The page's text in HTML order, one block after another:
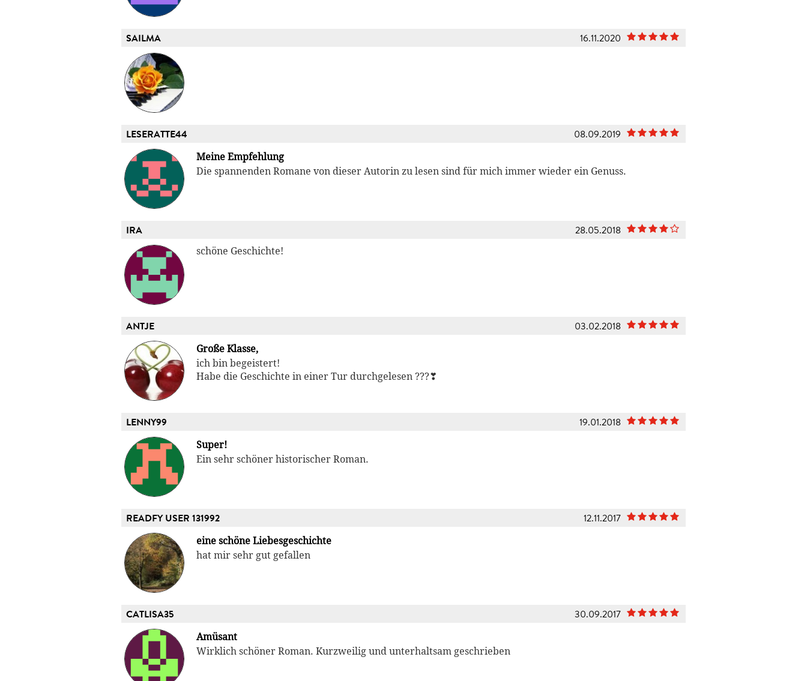
SAILMA 16.11.2020
LESERATTE44 08.09.2019
Meine Empfehlung
Die spannenden Romane von dieser Autorin zu lesen sind für mich immer wieder ein Genuss.
IRA 28.05.2018
schöne Geschichte!
ANTJE 03.02.2018
Große Klasse,
ich bin begeistert!
Habe die Geschichte in einer Tur durchgelesen ???❣
LENNY99 19.01.2018
Super!
Ein sehr schöner historischer Roman.
READFY USER 131992 12.11.2017
eine schöne Liebesgeschichte
hat mir sehr gut gefallen
CATLISA35 30.09.2017
Amüsant
Wirklich schöner Roman. Kurzweilig und unterhaltsam geschrieben